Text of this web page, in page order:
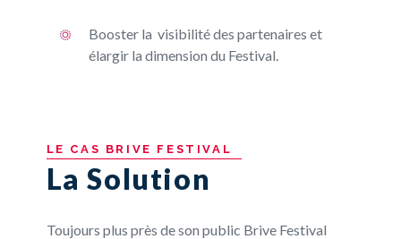
Booster la visibilité des partenaires et
élargir la dimension du Festival.
LE CAS BRIVE FESTIVAL
La Solution
Toujours plus près de son public Brive Festival